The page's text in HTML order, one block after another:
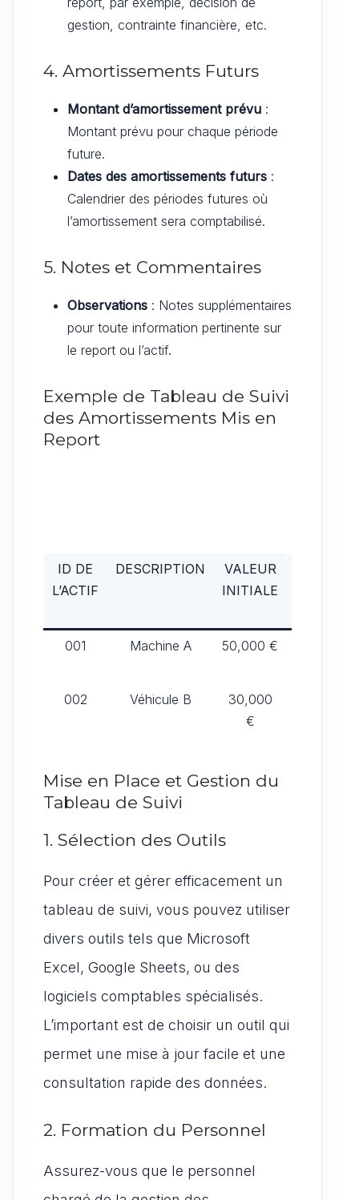
gestion, contrainte financière, etc.
4. Amortissements Futurs
Montant d’amortissement prévu :
Montant prévu pour chaque période
future.
Dates des amortissements futurs :
Calendrier des périodes futures où
l’amortissement sera comptabilisé.
5. Notes et Commentaires
Observations : Notes supplémentaires
pour toute information pertinente sur
le report ou l’actif.
Exemple de Tableau de Suivi
des Amortissements Mis en
Report
ID DE
L’ACTIF
DESCRIPTION
VALEUR
INITIALE
001 Machine A 50,000 €
002 Véhicule B
30,000
€
Mise en Place et Gestion du
Tableau de Suivi
1. Sélection des Outils
Pour créer et gérer efficacement un
tableau de suivi, vous pouvez utiliser
divers outils tels que Microsoft
Excel, Google Sheets, ou des
logiciels comptables spécialisés.
L’important est de choisir un outil qui
permet une mise à jour facile et une
consultation rapide des données.
2. Formation du Personnel
Assurez-vous que le personnel